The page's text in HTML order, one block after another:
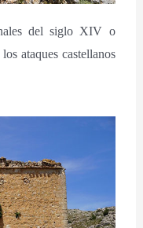
del siglo XIV o
ataques castellanos